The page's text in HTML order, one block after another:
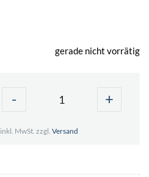
gerade nicht vorrätig
- +
inkl. MwSt. zzgl. Versand